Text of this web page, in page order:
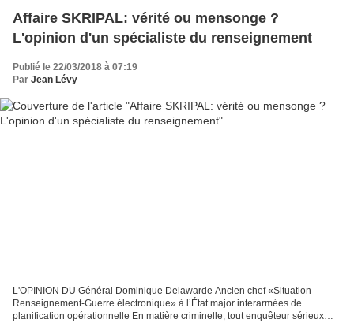
Affaire SKRIPAL: vérité ou mensonge ?
L'opinion d'un spécialiste du renseignement
Publié le 22/03/2018 à 07:19
Par Jean Lévy
L'OPINION DU Général Dominique Delawarde Ancien chef «Situation-
Renseignement-Guerre électronique» à l’État major interarmées de
planification opérationnelle En matière criminelle, tout enquêteur sérieux